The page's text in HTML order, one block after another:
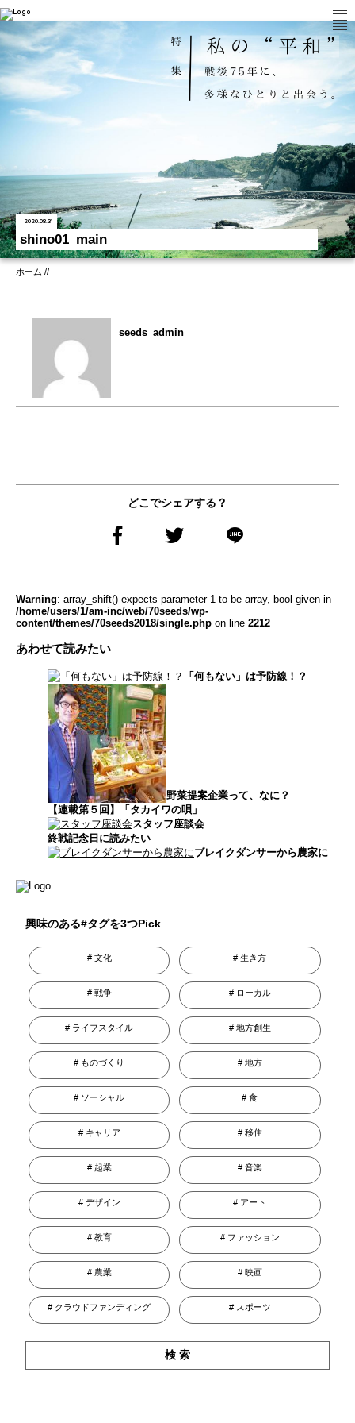
2020.08.31
shino01_main
ホーム //
seeds_admin
どこでシェアする？
Warning: array_shift() expects parameter 1 to be array, bool given in
/home/users/1/am-inc/web/70seeds/wp-
content/themes/70seeds2018/single.php on line 2212
あわせて読みたい
「何もない」は予防線！？
野菜提案企業って、なに？
【連載第５回】「タカイワの唄」
スタッフ座談会
終戦記念日に読みたい
ブレイクダンサーから農家に
興味のある#タグを3つPick
文化 生き方
戦争 ローカル
ライフスタイル 地方創生
ものづくり 地方
ソーシャル 食
キャリア 移住
起業 音楽
デザイン アート
教育 ファッション
農業 映画
クラウドファンディング スポーツ